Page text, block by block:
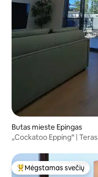
Butas mieste Epingas
„Cockatoo Epping“ |
Svečių mėgstamiausias
Mėgstamas svečių